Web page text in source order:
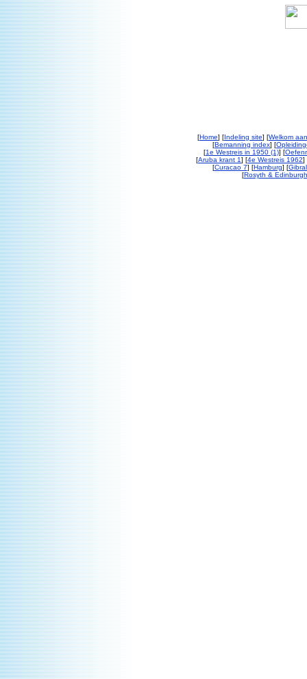
[Home] [Indeling site] [Welkom
[Bemanning index] [
[1e Westreis in 1950 (1)] [
[Aruba krant 1] [4e Westreis 1962]
[Curacao 7] [Hamburg] [
[Rosyth &